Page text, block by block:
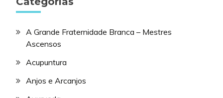
A Grande Fraternidade Branca – Mestres
Ascensos
Acupuntura
Anjos e Arcanjos